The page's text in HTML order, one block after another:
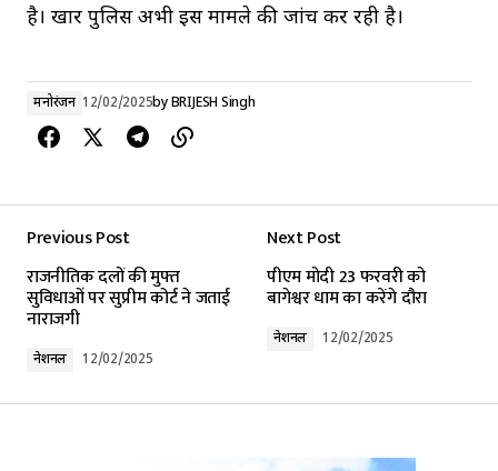
है। खार पुलिस अभी इस मामले की जांच कर रही है।
मनोरंजन 12/02/2025byBRIJESH Singh
Previous Post
राजनीतिक दलों की मुफ्त
सुविधाओं पर सुप्रीम कोर्ट ने जताई
नाराजगी
नेशनल 12/02/2025
Next Post
पीएम मोदी 23 फरवरी को
बागेश्वर धाम का करेंगे दौरा
नेशनल 12/02/2025